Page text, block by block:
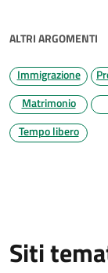
ALTRI ARGOMENTI
Immigrazione
Matrimonio
Tempo libero
Siti